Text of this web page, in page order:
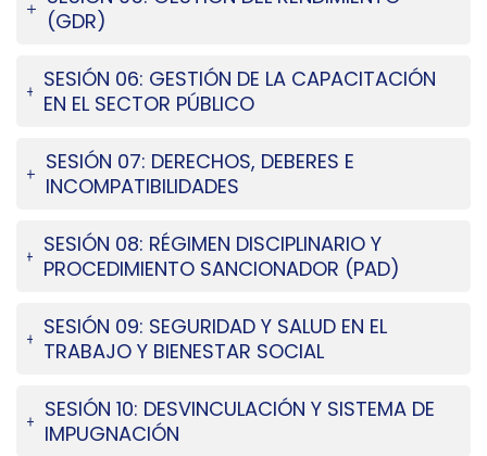
(GDR)
SESIÓN 06: GESTIÓN DE LA CAPACITACIÓN
EN EL SECTOR PÚBLICO
SESIÓN 07: DERECHOS, DEBERES E
INCOMPATIBILIDADES
SESIÓN 08: RÉGIMEN DISCIPLINARIO Y
PROCEDIMIENTO SANCIONADOR (PAD)
SESIÓN 09: SEGURIDAD Y SALUD EN EL
TRABAJO Y BIENESTAR SOCIAL
SESIÓN 10: DESVINCULACIÓN Y SISTEMA DE
IMPUGNACIÓN